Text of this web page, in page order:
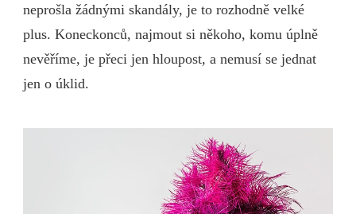
neprošla žádnými skandály, je to rozhodně velké
plus. Koneckonců, najmout si někoho, komu úplně
nevěříme, je přeci jen hloupost, a nemusí se jednat
jen o úklid.